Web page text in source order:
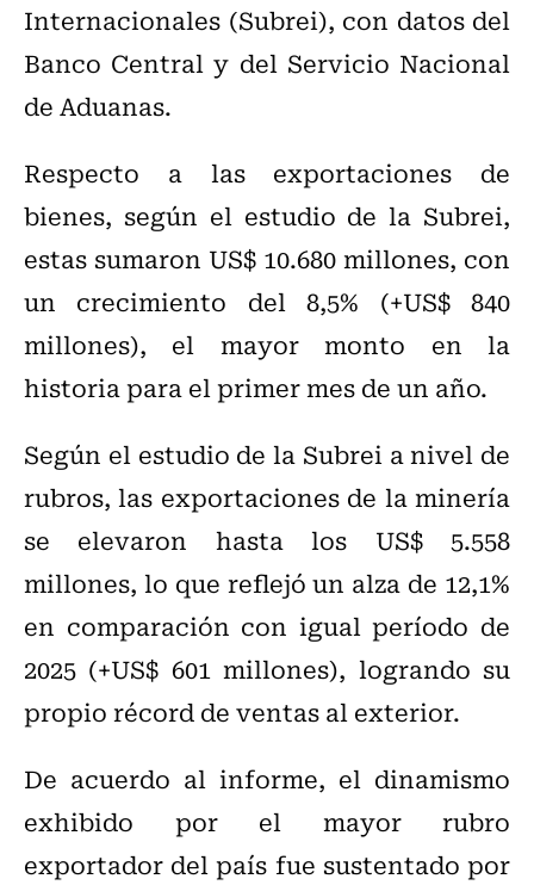
Internacionales (Subrei), con datos del
Banco Central y del Servicio Nacional
de Aduanas.
Respecto a las exportaciones de
bienes, según el estudio de la Subrei,
estas sumaron US$ 10.680 millones, con
un crecimiento del 8,5% (+US$ 840
millones), el mayor monto en la
historia para el primer mes de un año.
Según el estudio de la Subrei a nivel de
rubros, las exportaciones de la minería
se elevaron hasta los US$ 5.558
millones, lo que reflejó un alza de 12,1%
en comparación con igual período de
2025 (+US$ 601 millones), logrando su
propio récord de ventas al exterior.
De acuerdo al informe, el dinamismo
exhibido por el mayor rubro
exportador del país fue sustentado por